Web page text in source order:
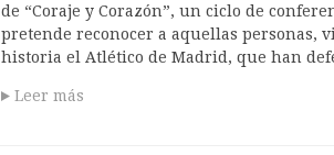
de “Coraje y Corazón”, un ciclo de
pretende reconocer a aquellas personas,
historia el Atlético de Madrid, que han
Leer más